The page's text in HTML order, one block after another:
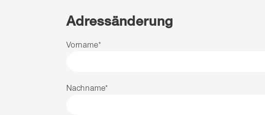
Adressänderung
Vorname*
Nachname*